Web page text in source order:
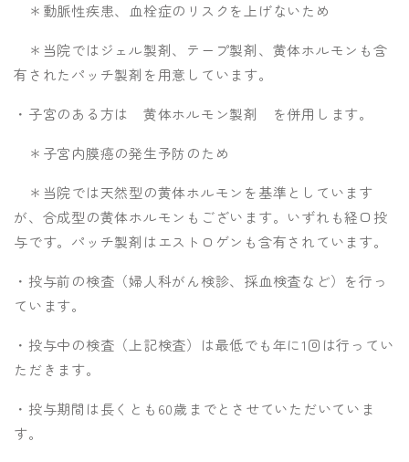
＊動脈性疾患、血栓症のリスクを上げないため
＊当院ではジェル製剤、テープ製剤、黄体ホルモンも含
有されたパッチ製剤を用意しています。
・子宮のある方は 黄体ホルモン製剤 を併用します。
＊子宮内膜癌の発生予防のため
＊当院では天然型の黄体ホルモンを基準としています
が、合成型の黄体ホルモンもございます。いずれも経口投
与です。パッチ製剤はエストロゲンも含有されています。
・投与前の検査（婦人科がん検診、採血検査など）を行っ
ています。
・投与中の検査（上記検査）は最低でも年に1回は行ってい
ただきます。
・投与期間は長くとも60歳までとさせていただいていま
す。